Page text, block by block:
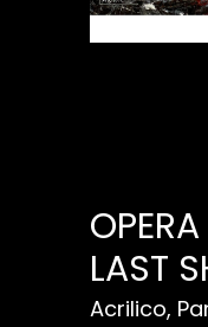
LAST
Acrilico,